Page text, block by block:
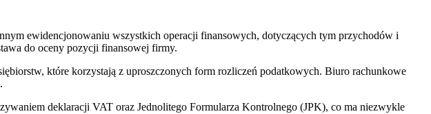
ewidencjonowaniu wszystkich operacji finansowych, dotyczących tym przychodów i
do oceny pozycji finansowej firmy.
które korzystają z uproszczonych form rozliczeń podatkowych. Biuro rachunkowe
deklaracji VAT oraz Jednolitego Formularza Kontrolnego (JPK), co ma niezwykle